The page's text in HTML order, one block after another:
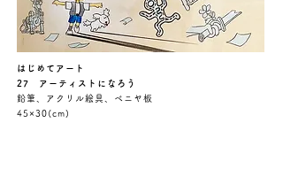
はじめてアート
27 アーティストになろう
鉛筆、アクリル絵具、ベニヤ板
45×30(cm)